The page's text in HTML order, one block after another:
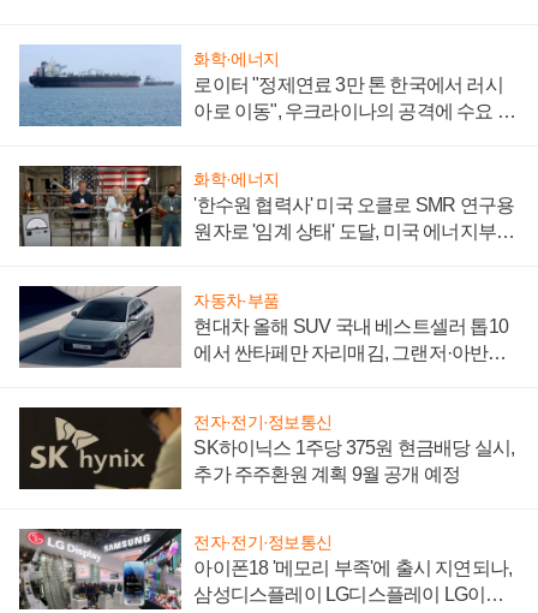
화학·에너지
로이터 "정제연료 3만 톤 한국에서 러시
아로 이동", 우크라이나의 공격에 수요 늘
화학·에너지
'한수원 협력사' 미국 오클로 SMR 연구용
원자로 '임계 상태' 도달, 미국 에너지부
자동차·부품
현대차 올해 SUV 국내 베스트셀러 톱10
에서 싼타페만 자리매김, 그랜저·아반떼
전자·전기·정보통신
SK하이닉스 1주당 375원 현금배당 실시,
추가 주주환원 계획 9월 공개 예정
전자·전기·정보통신
아이폰18 '메모리 부족'에 출시 지연되나,
삼성디스플레이 LG디스플레이 LG이노